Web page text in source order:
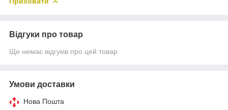
Відгуки про товар
Ще немає відгуків про цей товар
Умови доставки
Нова Пошта